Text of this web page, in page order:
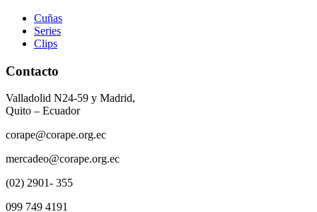
Cuñas
Series
Clips
Contacto
Valladolid N24-59 y Madrid,
Quito – Ecuador
corape@corape.org.ec
mercadeo@corape.org.ec
(02) 2901- 355
099 749 4191